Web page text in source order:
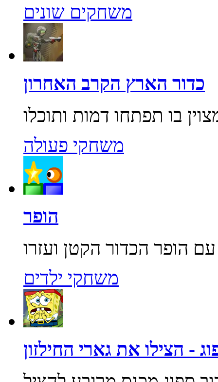
משחקים שונים
כדור הארץ הקרב האחרון
משחקי פעולה
הופר
משחקי ילדים
- הצילו את גארי החילזון